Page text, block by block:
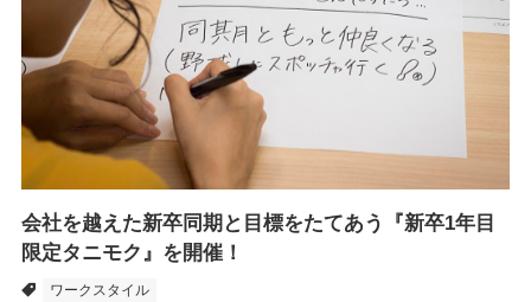
会社を越えた新卒同期と目標をたてあう『新卒1年目
限定タニモク』を開催！
ワークスタイル